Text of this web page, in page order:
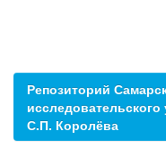
Репозиторий
С.П. Королёва